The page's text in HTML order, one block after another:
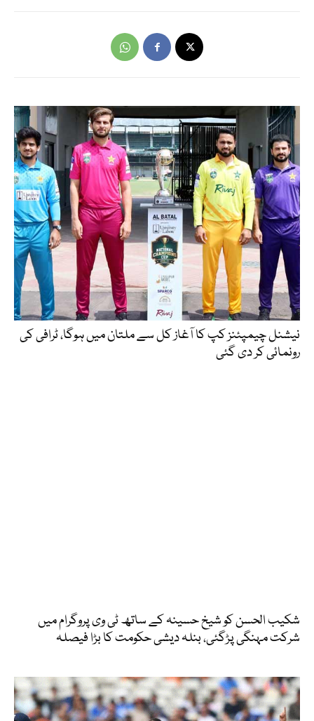
نیشنل چیمپئنز کپ کا آغاز کل سے ملتان میں ہوگا، ٹرافی کی
رونمائی کر دی گئی
شکیب الحسن کو شیخ حسینہ کے ساتھ ٹی وی پروگرام میں
شرکت مہنگی پڑگئی، بنلہ دیشی حکومت کا بڑا فیصلہ